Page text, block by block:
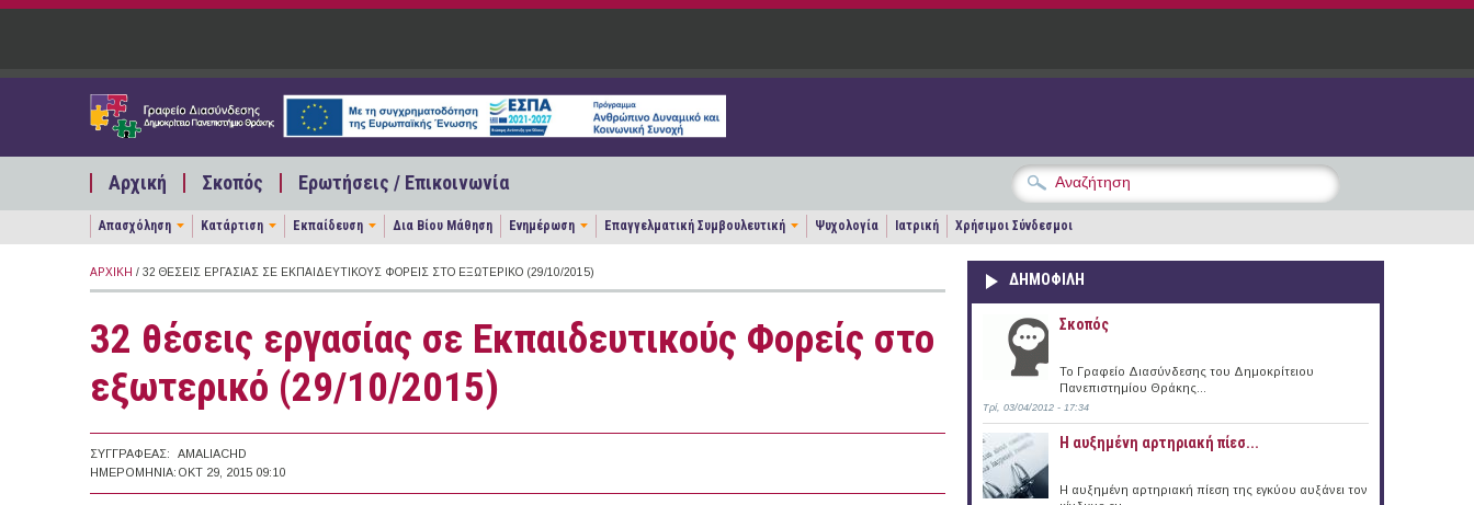
Παράκαμψη προς το κυρίως περιεχόμενο
Αρχική Σκοπός Ερωτήσεις / Επικοινωνία
Απασχόληση Κατάρτιση Εκπαίδευση Δια Βίου Μάθηση Ενημέρωση Επαγγελματική Συμβουλευτική Ψυχολογία Ιατρική Χρήσιμοι Σύνδεσμοι
ΑΡΧΙΚΉ / 32 ΘΈΣΕΙΣ ΕΡΓΑΣΊΑΣ ΣΕ ΕΚΠΑΙΔΕΥΤΙΚΟΎΣ ΦΟΡΕΊΣ ΣΤΟ ΕΞΩΤΕΡΙΚΌ (29/10/2015)
32 θέσεις εργασίας σε Εκπαιδευτικούς Φορείς στο
εξωτερικό (29/10/2015)
ΣΥΓΓΡΑΦΈΑΣ:
AMALIACHD
ΗΜΕΡΟΜΗΝΊΑ: ΟΚΤ 29, 2015 09:10
ΔΗΜΟΦΙΛΗ
Σκοπός
Το Γραφείο Διασύνδεσης του Δημοκρίτειου
Πανεπιστημίου Θράκης...
Τρί, 03/04/2012 - 17:34
Η αυξημένη αρτηριακή πίεσ...
Η αυξημένη αρτηριακή πίεση της εγκύου αυξάνει τον